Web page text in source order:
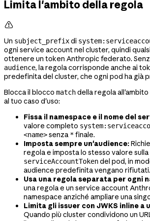
Limita l'ambito della regola

Un subject_prefixdi
ogni service account nel cluster, quindi
ottenere un token Anthropic federato.
audience, la regola corrisponde anche ai
predefinita del cluster, che ogni pod ha già
Blocca il blocco matchdella regola
al tuo caso d'uso:
Fissa il namespace e il nome del
valore completo
<name>senza *finale.
Imposta sempre un'audience:
regola e imposta lo stesso valore
serviceAccountTokendel pod, in
audience predefinita vengano rifiutati.
Usa una regola separata per ogni
una regola e un service account
namespace anziché ampliare una
Limita gli issuer con JWKS inline a
Quando più cluster condividono un